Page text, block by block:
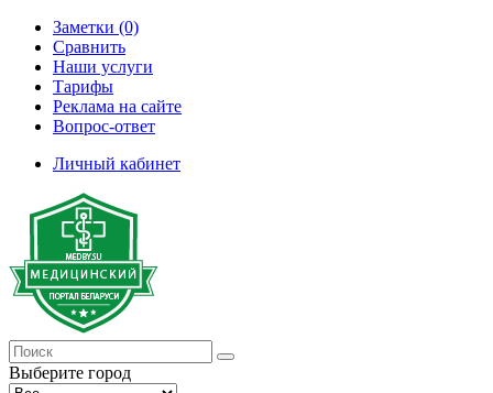
Заметки (0)
Сравнить
Наши услуги
Тарифы
Реклама на сайте
Вопрос-ответ
Личный кабинет
Выберите город